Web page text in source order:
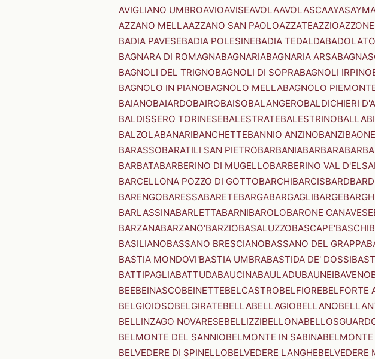
AVIGLIANO UMBROAVIOAVISEAVOLAAVOLASCAAYAS
AZZANO MELLAAZZANO SAN PAOLOAZZATEAZZIOAZZONE
BADIA PAVESEBADIA POLESINEBADIA TEDALDABADOLATO
BAGNARA DI ROMAGNABAGNARIABAGNARIA ARSA
BAGNOLI DEL TRIGNOBAGNOLI DI SOPRABAGNOLI IRPINO
BAGNOLO IN PIANOBAGNOLO MELLABAGNOLO
BAIANOBAIARDOBAIROBAISOBALANGEROBALDICHIERI
BALDISSERO TORINESEBALESTRATEBALESTRINO
BALZOLABANARIBANCHETTEBANNIO ANZINOBANZIBAONE
BARASSOBARATILI SAN PIETROBARBANIABARBARA
BARBATABARBERINO DI MUGELLOBARBERINO VAL D'ELSA
BARCELLONA POZZO DI GOTTOBARCHIBARCISBARD
BARENGOBARESSABARETEBARGABARGAGLIBARGE
BARLASSINABARLETTABARNIBAROLOBARONE CANAVESE
BARZANABARZANO'BARZIOBASALUZZOBASCAPE'BASCHI
BASILIANOBASSANO BRESCIANOBASSANO DEL GRAPPA
BASTIA MONDOVI'BASTIA UMBRABASTIDA DE' DOSSI
BATTIPAGLIABATTUDABAUCINABAULADUBAUNEIBAVENO
BEEBEINASCOBEINETTEBELCASTROBELFIOREBELFORTE
BELGIOIOSOBELGIRATEBELLABELLAGIOBELLANO
BELLINZAGO NOVARESEBELLIZZIBELLONA
BELMONTE DEL SANNIOBELMONTE IN SABINA
BELVEDERE DI SPINELLOBELVEDERE LANGHEBELVEDERE